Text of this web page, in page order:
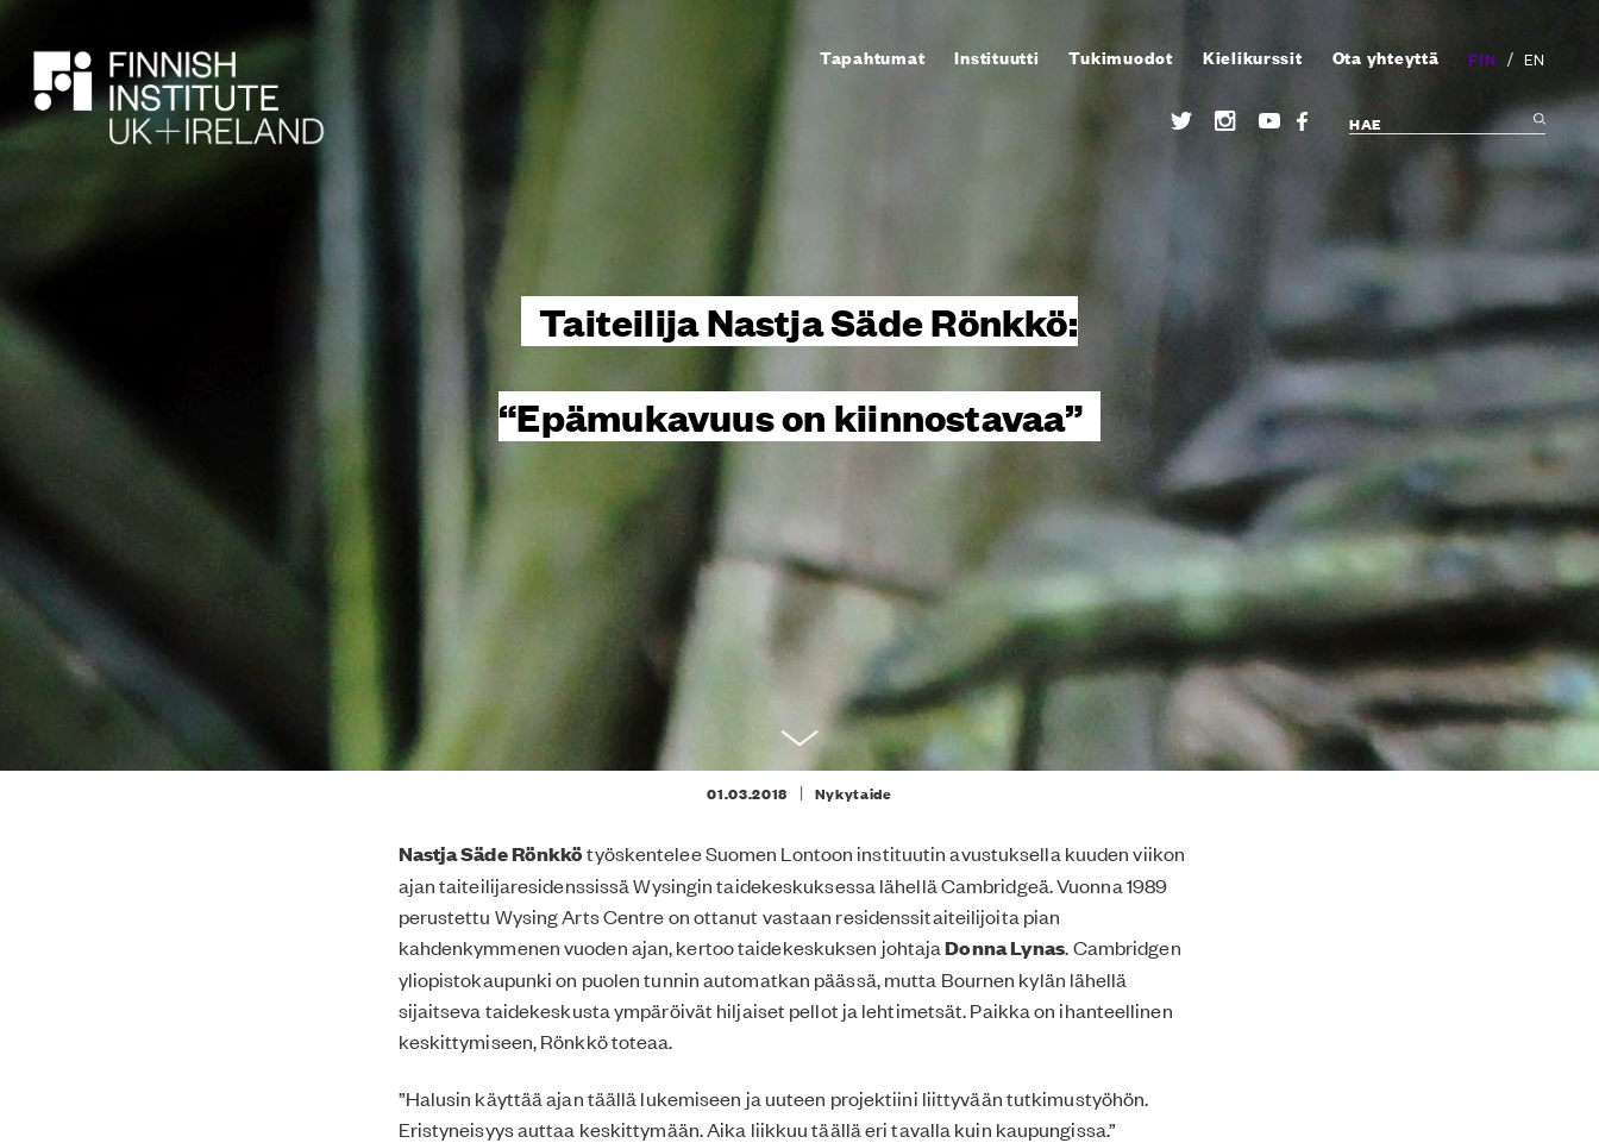
Tapahtumat Instituutti Tukimuodot Kielikurssit Ota yhteyttä FIN / EN
HAE
Taiteilija Nastja Säde Rönkkö:
“Epämukavuus on kiinnostavaa”
01.03.2018 | Nykytaide
Nastja Säde Rönkkötyöskentelee Suomen Lontoon instituutin avustuksella kuuden viikon
ajan taiteilijaresidenssissä Wysingin taidekeskuksessa lähellä Cambridgeä. Vuonna 1989
perustettu Wysing Arts Centre on ottanut vastaan residenssitaiteilijoita pian
kahdenkymmenen vuoden ajan, kertoo taidekeskuksen johtajaDonna Lynas. Cambridgen
yliopistokaupunki on puolen tunnin automatkan päässä, mutta Bournen kylän lähellä
sijaitseva taidekeskusta ympäröivät hiljaiset pellot ja lehtimetsät. Paikka on ihanteellinen
keskittymiseen, Rönkkö toteaa.
”Halusin käyttää ajan täällä lukemiseen ja uuteen projektiini liittyvään tutkimustyöhön.
Eristyneisyys auttaa keskittymään. Aika liikkuu täällä eri tavalla kuin kaupungissa.”